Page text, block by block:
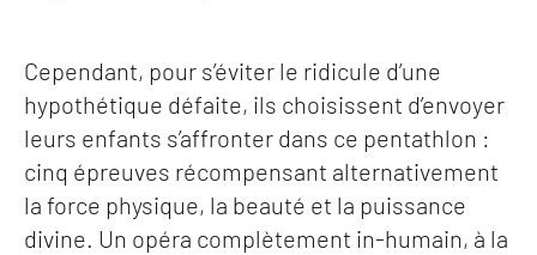
Cependant, pour s’éviter le ridicule d’une
hypothétique défaite, ils choisissent d’envoyer
leurs enfants s’affronter dans ce pentathlon :
cinq épreuves récompensant alternativement
la force physique, la beauté et la puissance
divine. Un opéra complètement in-humain, à la